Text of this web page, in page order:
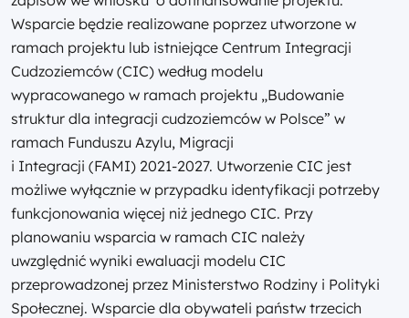
Wsparcie będzie realizowane poprzez utworzone w
ramach projektu lub istniejące Centrum Integracji
Cudzoziemców (CIC) według modelu
wypracowanego w ramach projektu „Budowanie
struktur dla integracji cudzoziemców w Polsce” w
ramach Funduszu Azylu, Migracji
i Integracji (FAMI) 2021-2027. Utworzenie CIC jest
możliwe wyłącznie w przypadku identyfikacji potrzeby
funkcjonowania więcej niż jednego CIC. Przy
planowaniu wsparcia w ramach CIC należy
uwzględnić wyniki ewaluacji modelu CIC
przeprowadzonej przez Ministerstwo Rodziny i Polityki
Społecznej. Wsparcie dla obywateli państw trzecich